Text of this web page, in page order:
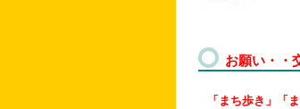
お願い・・
「まち歩き」「